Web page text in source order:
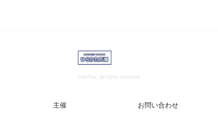
©BizFes, All rights reserved.
主催 お問い合わせ